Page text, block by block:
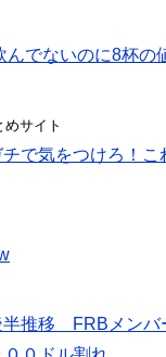
んでないのに8
サイト
で気をつけろ！
半推移 FRBメン